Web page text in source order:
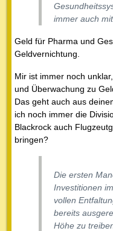
immer auch
Geld für Pharma und
Geldvernichtung.
Mir ist immer noch
und Überwachung zu
Das geht auch aus
ich noch immer die
Blackrock auch
bringen?
Die ersten
Investitionen
vollen
bereits
Höhe zu